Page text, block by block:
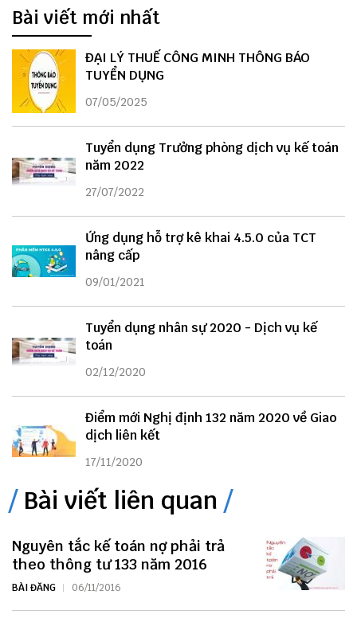
Bài viết mới nhất
ĐẠI LÝ THUẾ CÔNG MINH THÔNG BÁO
TUYỂN DỤNG
07/05/2025
Tuyển dụng Trưởng phòng dịch vụ kế toán
năm 2022
27/07/2022
Ứng dụng hỗ trợ kê khai 4.5.0 của TCT
nâng cấp
09/01/2021
Tuyển dụng nhân sự 2020 - Dịch vụ kế
toán
02/12/2020
Điểm mới Nghị định 132 năm 2020 về Giao
dịch liên kết
17/11/2020
Bài viết liên quan
Nguyên tắc kế toán nợ phải trả
theo thông tư 133 năm 2016
BÀI ĐĂNG 06/11/2016